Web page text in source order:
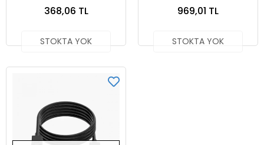
368,06 TL
STOKTA YOK
969,01 TL
STOKTA YOK